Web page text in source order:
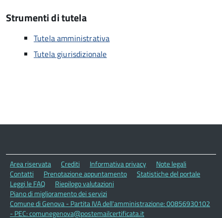
Strumenti di tutela
Tutela amministrativa
Tutela giurisdizionale
Area riservata Crediti Informativa privacy
Note legali
Contatti
Prenotazione appuntamento
Statistiche del portale
Leggi le FAQ
Riepilogo valutazioni
Piano di miglioramento dei servizi
Comune di Genova - Partita IVA dell'amministrazione: 00856930102
- PEC: comunegenova@postemailcertificata.it